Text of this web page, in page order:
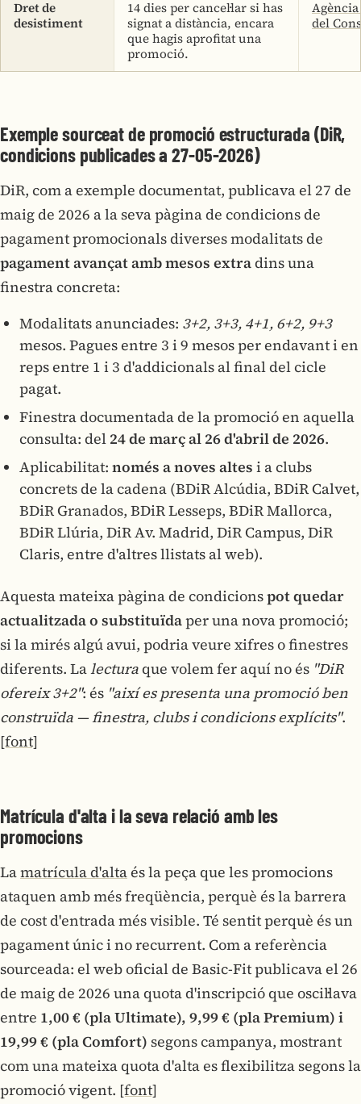
Dret de
desistiment
14 dies per cancel·lar si has
signat a distància, encara
que hagis aprofitat una
promoció.
del
Exemple sourceat de promoció estructurada (DiR,
condicions publicades a 27-05-2026)
DiR, com a exemple documentat, publicava el 27 de
maig de 2026 a la seva pàgina de condicions de
pagament promocionals diverses modalitats de
pagament avançat amb mesos extradins una
finestra concreta:
Modalitats anunciades: 3+2, 3+3, 4+1, 6+2, 9+3
mesos. Pagues entre 3 i 9 mesos per endavant i en
reps entre 1 i 3 d'addicionals al final del cicle
pagat.
Finestra documentada de la promoció en aquella
consulta: del 24 de març al 26 d'abril de 2026.
Aplicabilitat: només a noves altes i a clubs
concrets de la cadena (BDiR Alcúdia, BDiR Calvet,
BDiR Granados, BDiR Lesseps, BDiR Mallorca,
BDiR Llúria, DiR Av. Madrid, DiR Campus, DiR
Claris, entre d'altres llistats al web).
Aquesta mateixa pàgina de condicionspot quedar
actualitzada o substituïdaper una nova promoció;
si la mirés algú avui, podria veure xifres o finestres
diferents. Lalecturaque volem fer aquí no és "DiR
ofereix 3+2": és "així es presenta una promoció ben
construïda — finestra, clubs i condicions explícits".
[font]
Matrícula d'alta i la seva relació amb les
promocions
Lamatrícula d'altaés la peça que les promocions
ataquen amb més freqüència, perquè és la barrera
de cost d'entrada més visible. Té sentit perquè és un
pagament únic i no recurrent. Com a referència
sourceada: el web oficial de Basic-Fit publicava el 26
de maig de 2026 una quota d'inscripció que oscil·lava
entre 1,00 € (pla Ultimate), 9,99 € (pla Premium) i
19,99 € (pla Comfort) segons campanya, mostrant
com una mateixa quota d'alta es flexibilitza segons la
promoció vigent. [font]